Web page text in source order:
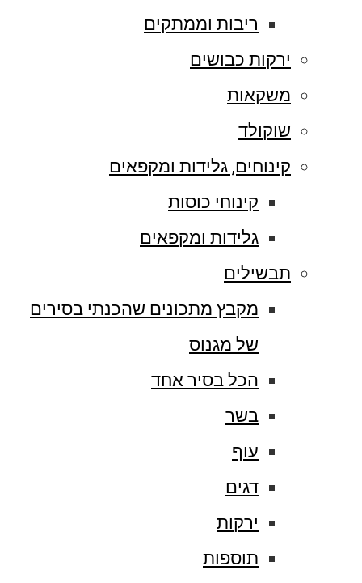
ריבות וממתקים
ירקות כבושים
משקאות
שוקולד
קינוחים, גלידות ומקפאים
קינוחי כוסות
גלידות ומקפאים
תבשילים
מקבץ מתכונים שהכנתי בסירים
של מגנוס
הכל בסיר אחד
בשר
עוף
דגים
ירקות
תוספות